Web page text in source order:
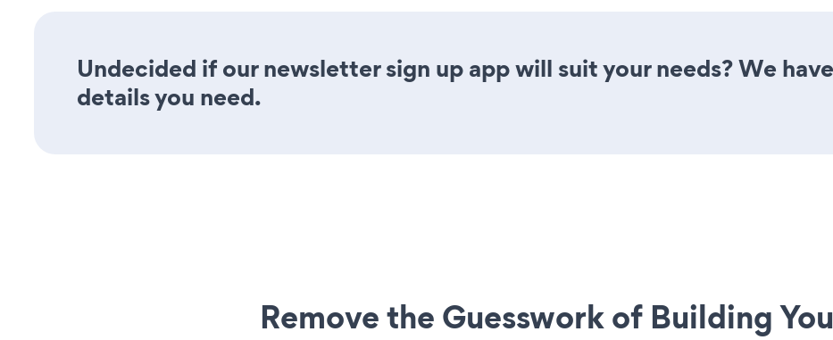
Undecided if our newsletter sign up app will suit your needs? We
details you need.
Remove the Guesswork of Building